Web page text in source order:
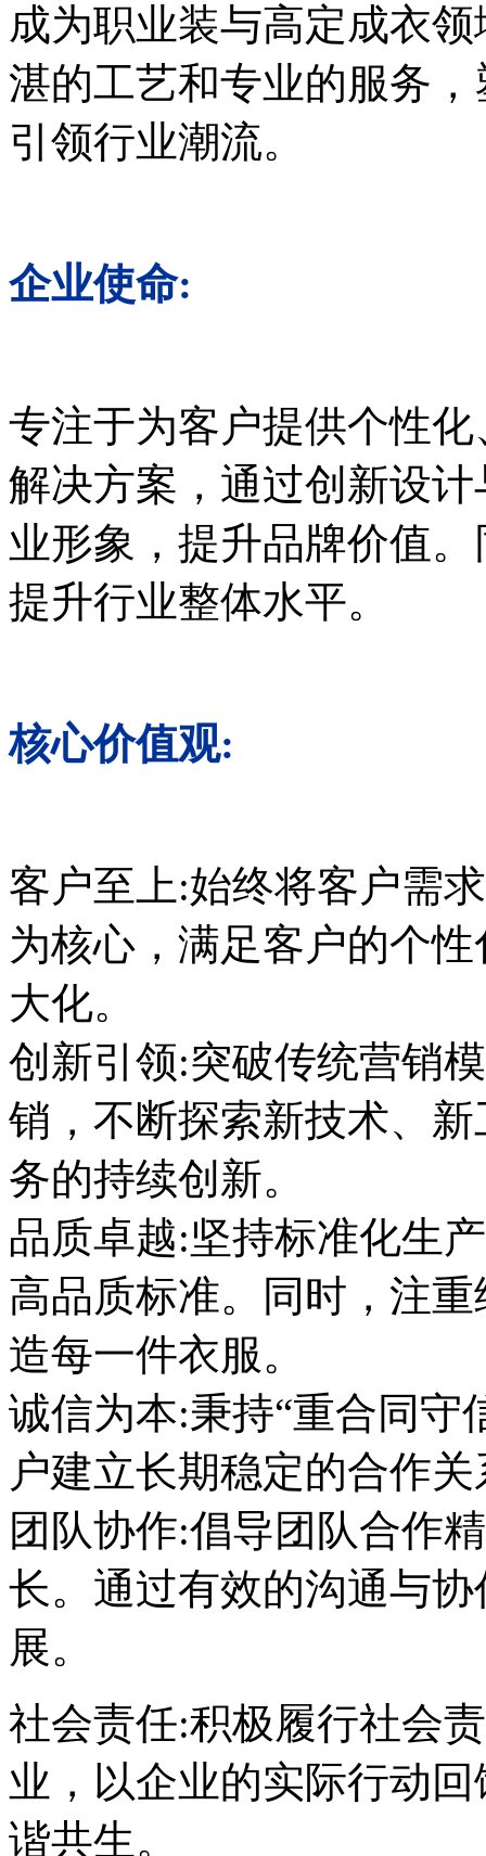
成为职业装与高定成衣
湛的工艺和专业的服务
引领行业潮流。
企业使命:
专注于为客户提供个性
解决方案，通过创新设
业形象，提升品牌价值
提升行业整体水平。
核心价值观:
客户至上:始终将客户需
为核心，满足客户的个
大化。
创新引领:突破传统营销
销，不断探索新技术、
务的持续创新。
品质卓越:坚持标准化生
高品质标准。同时，注
造每一件衣服。
诚信为本:秉持“重合同守
户建立长期稳定的合作
团队协作:倡导团队合作
长。通过有效的沟通与
展。
社会责任:积极履行社会
业，以企业的实际行动
谐共生。